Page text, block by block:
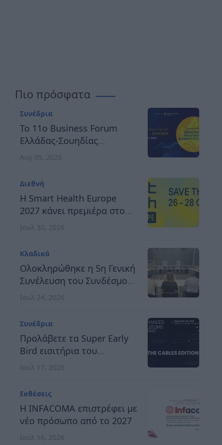
Πιο πρόσφατα
Συνέδρια
Το 11ο Business Forum
Ελλάδας-Σουηδίας
αναδεικνύει τον δρόμο
καινοτόμο και
ανταγωνιστική Ευρώπη
Αυγ 05, 2026
Διεθνή
H Smart Health Europe
2027 κάνει πρεμιέρα στο
Βερολίνο, στις 26 έως 28
Ιουλ 30, 2026
Κλαδικά
Ολοκληρώθηκε η 5η Γενική
Συνέλευση του Συνδέσμου
Οργανωτών &
Ελλάδος
Ιουλ 24, 2026
Συνέδρια
Προλάβετε τα Super Early
Bird εισιτήρια του
Advanced Telecoms
Ιουλ 17, 2026
Εκθέσεις
Η INFACOMA επιστρέφει με
νέο πρόσωπο από το 2027
Ιουλ 16, 2026